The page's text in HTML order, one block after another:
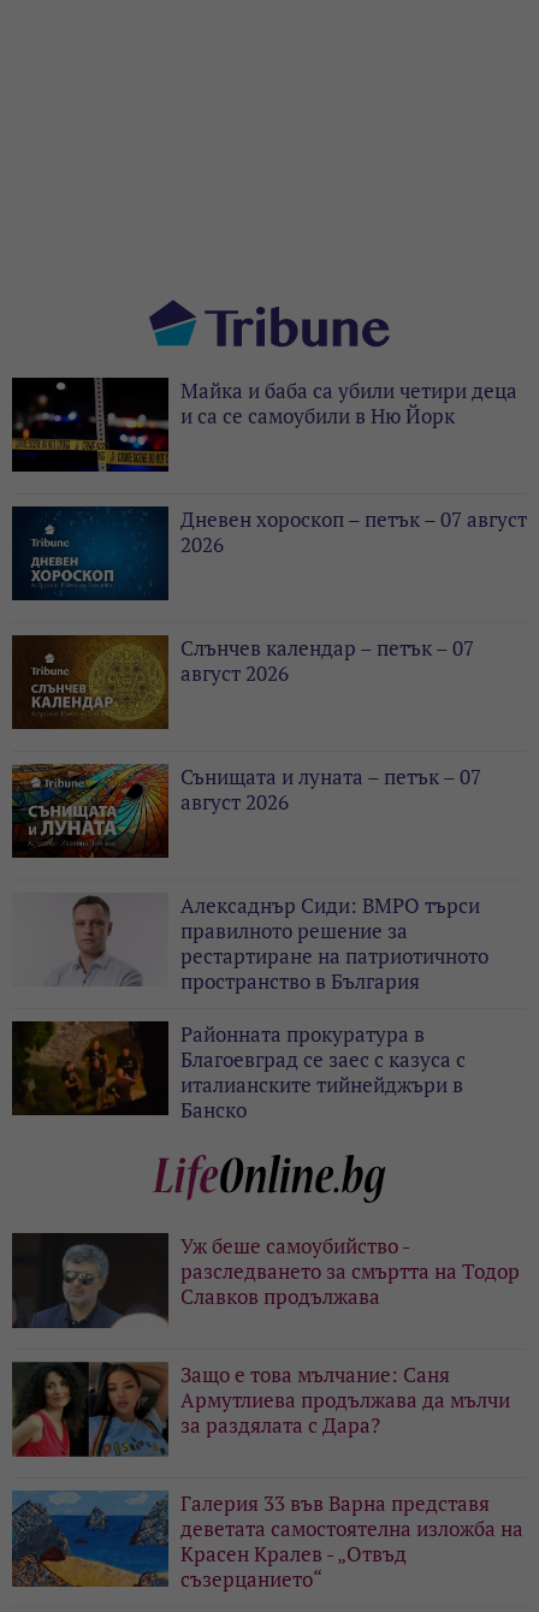
Майка и баба са убили четири деца
и са се самоубили в Ню Йорк
Дневен хороскоп – петък – 07 август
2026
Слънчев календар – петък – 07
август 2026
Сънищата и луната – петък – 07
август 2026
Алексаднър Сиди: ВМРО търси
правилното решение за
рестартиране на патриотичното
пространство в България
Районната прокуратура в
Благоевград се заес с казуса с
италианските тийнейджъри в
Банско
Уж беше самоубийство -
разследването за смъртта на Тодор
Славков продължава
Защо е това мълчание: Саня
Армутлиева продължава да мълчи
за раздялата с Дара?
Галерия 33 във Варна представя
деветата самостоятелна изложба на
Красен Кралев - „Отвъд
съзерцанието“